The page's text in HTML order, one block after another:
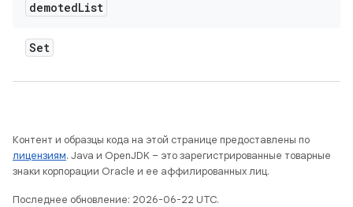
demotedList
Set
Контент и образцы кода на этой странице предоставлены по
лицензиям. Java и OpenJDK – это зарегистрированные товарные
знаки корпорации Oracle и ее аффилированных лиц.
Последнее обновление: 2026-06-22 UTC.